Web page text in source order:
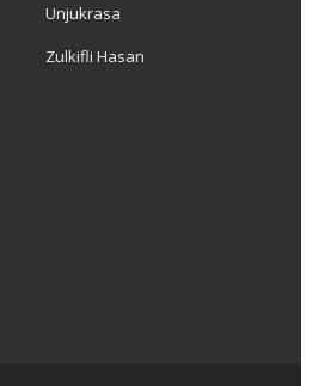
Unjukrasa
Zulkifli Hasan